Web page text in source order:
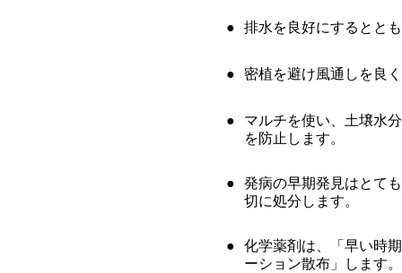
● 排水を良好にするとと
● 密植を避け風通しを良
●
マルチを使い、土壌水
を防止します。
●
発病の早期発見はとて
切に処分します。
●
化学薬剤は、「早い時
ーション散布」します。